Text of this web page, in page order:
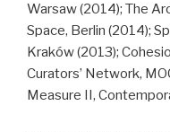
Warsaw (2014); The
Space, Berlin (2014);
Kraków (2013);
Curators’ Network,
Measure II,